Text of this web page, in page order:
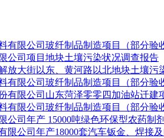
有限公司玻纤制品制造项目（部分验
公司项目地块土壤污染状况调查报告
放大街以东、黄河路以北地块土壤污
有限公司玻纤制品制造项目（部分验
有限公司山东菏泽零零四加油站迁建
有限公司玻纤制品制造项目（部分验
公司年产 15000吨绿色环保型农药制
限公司年产18000套汽车钣金、焊接